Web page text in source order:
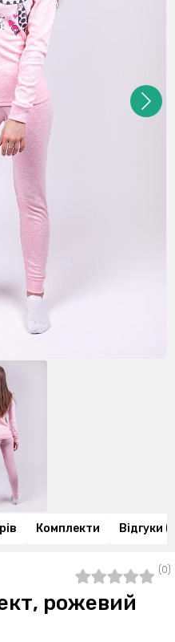
Комплекти Відгуки
(0)
рожевий